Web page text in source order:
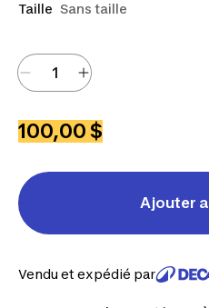
Taille Sans taille
100,00 $
Ajouter
Vendu et expédié par